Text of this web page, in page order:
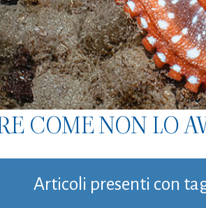
COME NON LO
Articoli presenti con